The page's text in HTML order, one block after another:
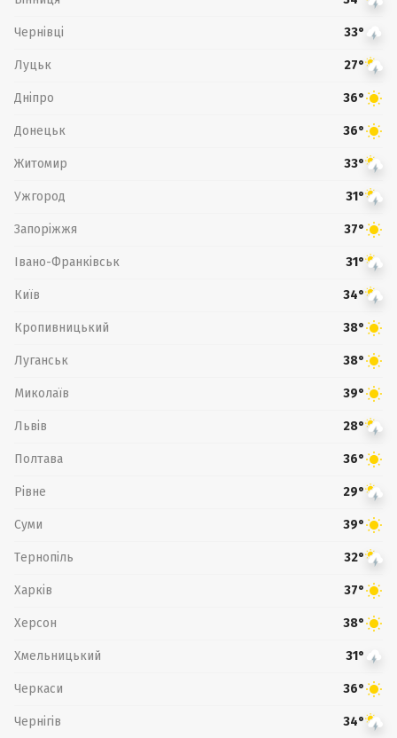
Чернівці 33°
Луцьк 27°
Дніпро 36°
Донецьк 36°
Житомир 33°
Ужгород 31°
Запоріжжя 37°
Івано-Франківськ 31°
Київ 34°
Кропивницький 38°
Луганськ 38°
Миколаїв 39°
Львів 28°
Полтава 36°
Рівне 29°
Суми 39°
Тернопіль 32°
Харків 37°
Херсон 38°
Хмельницький 31°
Черкаси 36°
Чернігів 34°